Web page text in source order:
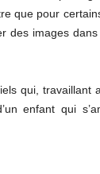
que pour
des images
qui, travaillant
enfant qui